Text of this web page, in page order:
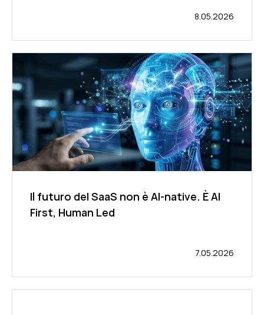
8.05.2026
Il futuro del SaaS non è AI-native. È AI
First, Human Led
7.05.2026